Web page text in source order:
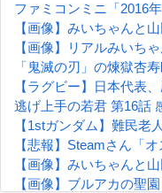
ファミコンミニ「2016
【画像】みいちゃんと
【画像】リアルみいち
「鬼滅の刃」の煉獄杏
【ラグビー】日本代表
逃げ上手の若君 第16話
【1stガンダム】難民
【悲報】Steamさん「
【画像】みいちゃんと
【画像】ブルアカの聖